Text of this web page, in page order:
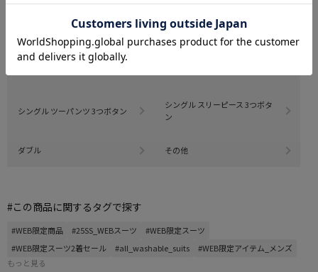
シングル ツーピース 2つボタン シングル ツーパンツ 2つボタン
シングル スリーピース 2つボタ
シングル ツーパンツ 3つボタン
シングル スリーピース 3つボタ
ン
ダブル その他
#この商品に関するタグで探す
#WEB限定商品 #25SS_WEBスーツ
#WEB限定スーツ
#WEB限定スーツ2着セール
#all_washable_suits
#WEB限定アイテム_メンズ
もっと見る